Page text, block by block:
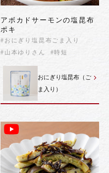
アボカドサーモンの塩昆布
ポキ
#おにぎり塩昆布ごま入り
#山本ゆりさん
#時短
おにぎり塩昆布（ご
ま入り）